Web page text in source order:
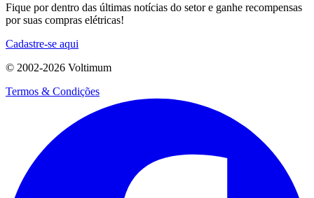
Fique por dentro das últimas notícias do setor e ganhe recompensas
por suas compras elétricas!
Cadastre-se aqui
© 2002-2026 Voltimum
Termos & Condições